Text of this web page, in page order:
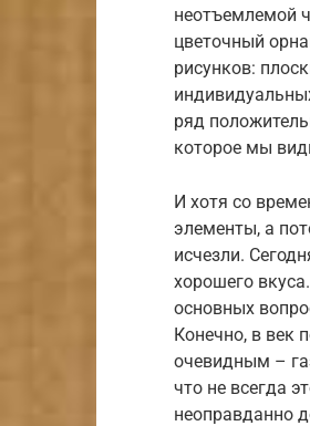
неотъемлемой
цветочный
рисунков:
ряд
которое мы
И хотя со
элементы, а
исчезли.
хорошего
основных
Конечно, в век
очевидным –
что не всегда
неоправданно